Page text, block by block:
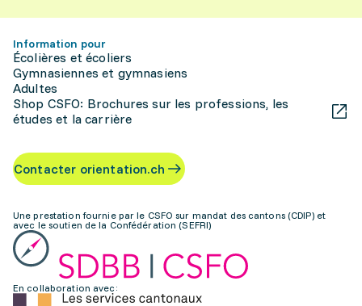
Information pour
Écolières et écoliers
Gymnasiennes et gymnasiens
Adultes
Shop CSFO: Brochures sur les professions, les
études et la carrière
Contacter orientation.ch
Une prestation fournie par le CSFO sur mandat des cantons (CDIP) et
avec le soutien de la Confédération (SEFRI)
En collaboration avec: